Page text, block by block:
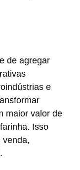
de agregar
e
maior valor de
Isso
venda,